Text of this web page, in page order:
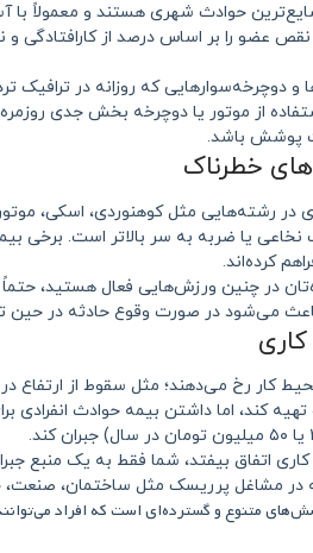
حوادث شهری هستند و معمولاً
و دوچرخه‌سوارهایی که روزانه در
از موتور یا دوچرخه بخش جدی
پوشش باشد.
خطرناک
در رشته‌هایی مثل کوهنوردی، اسکی،
یا ضربه به سر بالاتر است. برخی
کرده‌اند.
در چنین ورزش‌هایی فعال هستید،
می‌شود در صورت وقوع حادثه در حین
کار رخ می‌دهند؛ مثل سقوط از ارتفاع
کند، اما داشتن بیمه حوادث انفرادی
اتفاق بیفتد، شما فقط به یک منبع
در مشاغل پرریسک مثل ساختمان، صنعت،
متنوع و گسترده‌ای است که افراد